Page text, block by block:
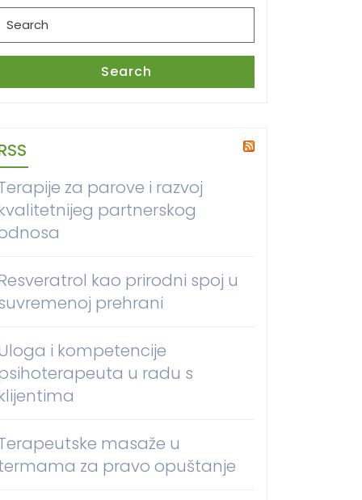
Search
za parove i razvoj
partnerskog
kao prirodni spoj u
prehrani
i kompetencije
u radu s
masaže u
za pravo opuštanje